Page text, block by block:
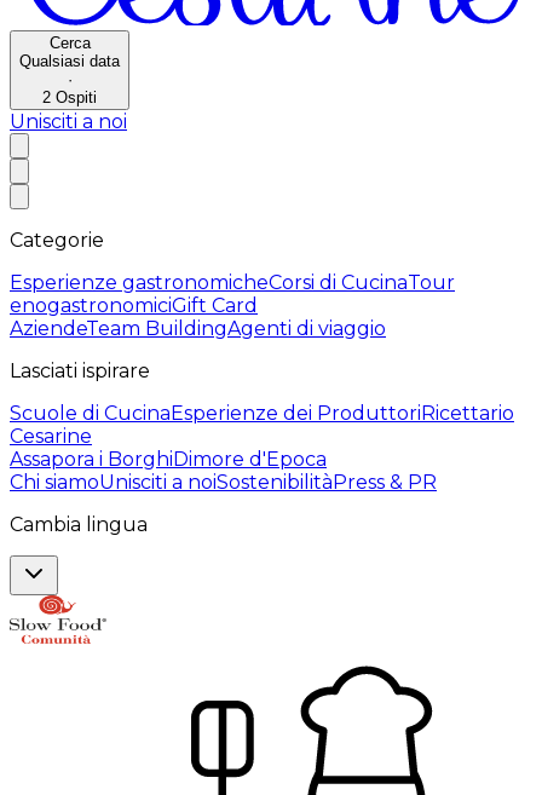
Cerca
Qualsiasi data
·
2 Ospiti
Unisciti a noi
Categorie
Esperienze gastronomicheCorsi di CucinaTour
enogastronomiciGift Card
AziendeTeam BuildingAgenti di viaggio
Lasciati ispirare
Scuole di CucinaEsperienze dei ProduttoriRicettario
Cesarine
Assapora i BorghiDimore d'Epoca
Chi siamoUnisciti a noiSostenibilitàPress & PR
Cambia lingua